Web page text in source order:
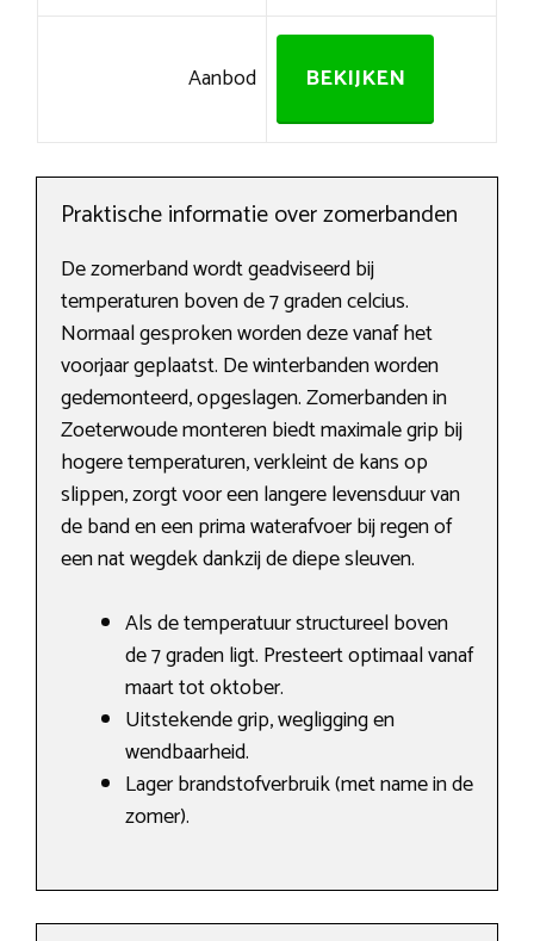
Aanbod BEKIJKEN
Praktische informatie over zomerbanden
De zomerband wordt geadviseerd bij
temperaturen boven de 7 graden celcius.
Normaal gesproken worden deze vanaf het
voorjaar geplaatst. De winterbanden worden
gedemonteerd, opgeslagen. Zomerbanden in
Zoeterwoude monteren biedt maximale grip bij
hogere temperaturen, verkleint de kans op
slippen, zorgt voor een langere levensduur van
de band en een prima waterafvoer bij regen of
een nat wegdek dankzij de diepe sleuven.
Als de temperatuur structureel boven
de 7 graden ligt. Presteert optimaal vanaf
maart tot oktober.
Uitstekende grip, wegligging en
wendbaarheid.
Lager brandstofverbruik (met name in de
zomer).